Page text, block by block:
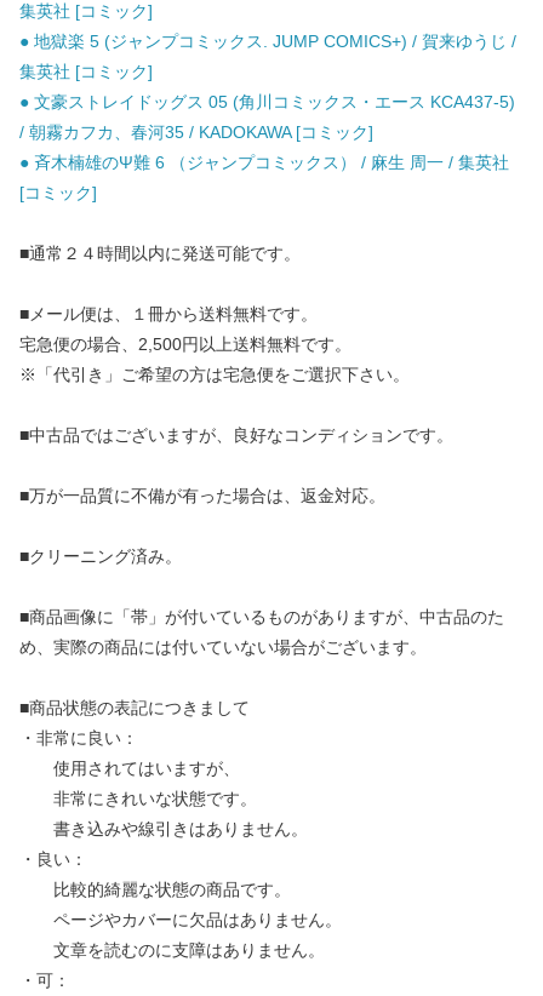
集英社 [コミック]
● 地獄楽 5 (ジャンプコミックス. JUMP COMICS+) / 賀来ゆうじ /
集英社 [コミック]
● 文豪ストレイドッグス 05 (角川コミックス・エース KCA437-5)
/ 朝霧カフカ、春河35 / KADOKAWA [コミック]
● 斉木楠雄のΨ難 6 （ジャンプコミックス） / 麻生 周一 / 集英社
[コミック]
■通常２４時間以内に発送可能です。
■メール便は、１冊から送料無料です。
宅急便の場合、2,500円以上送料無料です。
※「代引き」ご希望の方は宅急便をご選択下さい。
■中古品ではございますが、良好なコンディションです。
■万が一品質に不備が有った場合は、返金対応。
■クリーニング済み。
■商品画像に「帯」が付いているものがありますが、中古品のた
め、実際の商品には付いていない場合がございます。
■商品状態の表記につきまして
・非常に良い：
使用されてはいますが、
非常にきれいな状態です。
書き込みや線引きはありません。
・良い：
比較的綺麗な状態の商品です。
ページやカバーに欠品はありません。
文章を読むのに支障はありません。
・可：